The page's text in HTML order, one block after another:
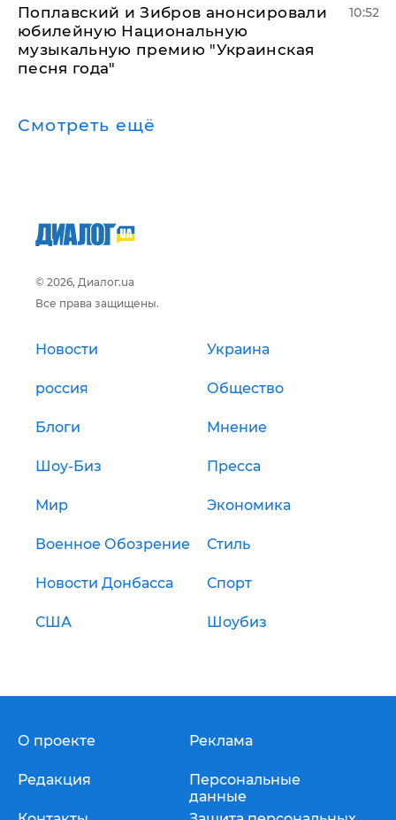
Поплавский и Зибров анонсировали
юбилейную Национальную
музыкальную премию "Украинская
песня года"
10:52
Смотреть ещё
© 2026, Диалог.ua
Все права защищены.
Новости Украина
россия Общество
Блоги Мнение
Шоу-Биз Пресса
Мир Экономика
Военное Обозрение Стиль
Новости Донбасса Спорт
США Шоубиз
О проекте
Редакция
Реклама
Персональные
данные